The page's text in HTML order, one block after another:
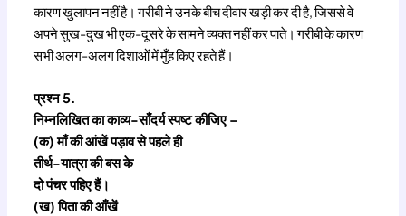
कारण खुलापन नहीं है। गरीबी ने उनके बीच दीवार खड़ी कर दी है, जिससे वे
अपने सुख-दुख भी एक-दूसरे के सामने व्यक्त नहीं कर पाते। गरीबी के कारण
सभी अलग-अलग दिशाओं में मुँह किए रहते हैं।
प्रश्न 5.
निम्नलिखित का काव्य-साँदर्य स्पष्ट कीजिए –
(क) माँ की आंखें पड़ाव से पहले ही
तीर्थ-यात्रा की बस के
दो पंचर पहिए हैं।
(ख) पिता की आँखें